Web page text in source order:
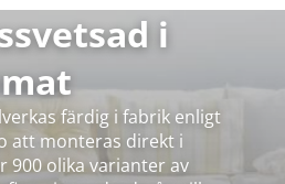
i
färdig i fabrik enligt
att monteras direkt i
900 olika varianter av